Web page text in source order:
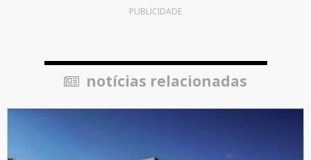
PUBLICIDADE
notícias relacionadas